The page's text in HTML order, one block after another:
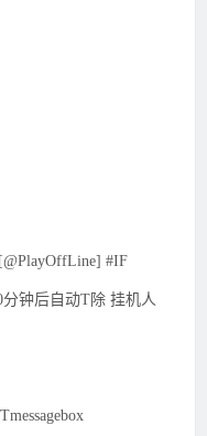
#IF
分钟后自动T除 挂机人